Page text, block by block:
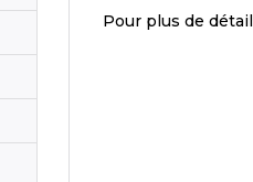
Pour plus de